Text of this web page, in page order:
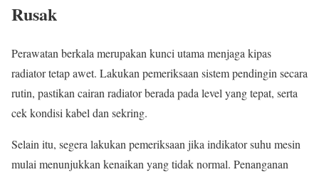
Rusak
Perawatan berkala merupakan kunci utama menjaga kipas
radiator tetap awet. Lakukan pemeriksaan sistem pendingin secara
rutin, pastikan cairan radiator berada pada level yang tepat, serta
cek kondisi kabel dan sekring.
Selain itu, segera lakukan pemeriksaan jika indikator suhu mesin
mulai menunjukkan kenaikan yang tidak normal. Penanganan